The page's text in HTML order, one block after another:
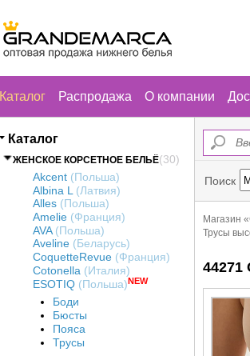
Каталог Распродажа О компании
Каталог
ЖЕНСКОЕ КОРСЕТНОЕ БЕЛЬЁ(30)
Akcent (Польша)
Albina L (Латвия)
Alles (Польша)
Amelie (Франция)
AVA (Польша)
Aveline (Беларусь)
CoquetteRevue (Франция)
Cotonella (Италия)
ESOTIQ (Польша)NEW
Боди
Бюсты
Пояса
Трусы
Поиск
Магазин
Трусы
44271